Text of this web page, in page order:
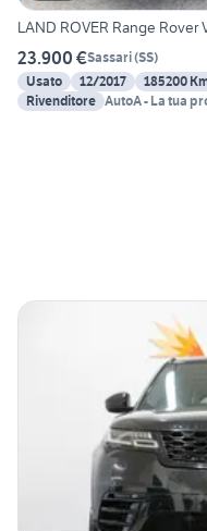
LAND ROVER Range Rover
23.900 €Sassari(SS)
Usato
12/2017 185200
Rivenditore AutoA - La tua